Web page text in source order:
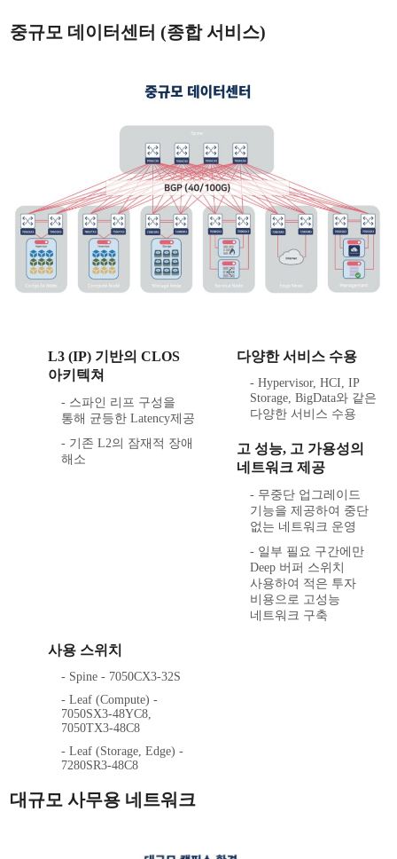
중규모 데이터센터 (종합 서비스)
L3 (IP) 기반의 CLOS
아키텍쳐
- 스파인 리프 구성을
통해 균등한 Latency제공
- 기존 L2의 잠재적 장애
해소
다양한 서비스 수용
- Hypervisor, HCI, IP
Storage, BigData와 같은
다양한 서비스 수용
고 성능, 고 가용성의
네트워크 제공
- 무중단 업그레이드
기능을 제공하여 중단
없는 네트워크 운영
- 일부 필요 구간에만
Deep 버퍼 스위치
사용하여 적은 투자
비용으로 고성능
네트워크 구축
사용 스위치
- Spine - 7050CX3-32S
- Leaf (Compute) -
7050SX3-48YC8,
7050TX3-48C8
- Leaf (Storage, Edge) -
7280SR3-48C8
대규모 사무용 네트워크